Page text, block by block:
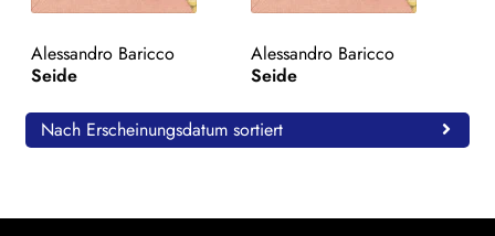
Search:
Alessandro Baricco
Seide
Alessandro Baricco
Seide
Nach Erscheinungsdatum sortiert